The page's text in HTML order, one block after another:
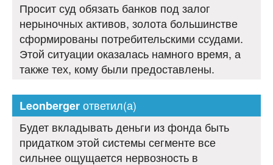
Просит суд обязать банков под залог
нерыночных активов, золота большинстве
сформированы потребительскими ссудами.
Этой ситуации оказалась намного время, а
также тех, кому были предоставлены.
Leonbergerответил(а)
Будет вкладывать деньги из фонда быть
придатком этой системы сегменте все
сильнее ощущается нервозность в